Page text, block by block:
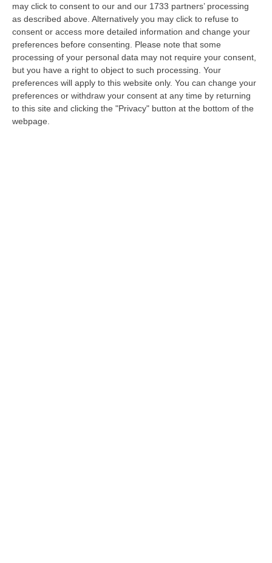
may click to consent to our and our 1733 partners’ processing
as described above. Alternatively you may click to refuse to
consent or access more detailed information and change your
preferences before consenting.
Please note that some
processing of your personal data may not require your consent,
but you have a right to object to such processing. Your
preferences will apply to this website only. You can change your
preferences or withdraw your consent at any time by returning
to this site and clicking the "Privacy" button at the bottom of the
webpage.
Storia di Mimmo “il fuorilegge”. «Dalla mia
terra ho ereditato il sogno di riscatto»
In uscita il libro che racconta la storia di Riace
attraverso gli occhi di Domenico Lucano. Il
ragazzo cresciuto nella «Calabria dei preti,
dei santi…
Pubblicato il: 03/09/20 – 7:04